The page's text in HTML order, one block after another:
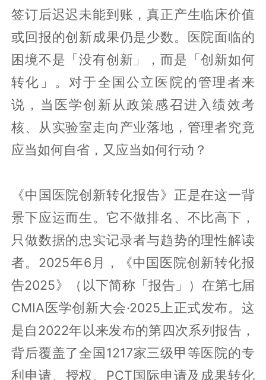
签订后迟迟未能到账，真正产生临床价值
或回报的创新成果仍是少数。医院面临的
困境不是「没有创新」，而是「创新如何
转化」。对于全国公立医院的管理者来
说，当医学创新从政策感召进入绩效考
核、从实验室走向产业落地，管理者究竟
应当如何自省，又应当如何行动？
《中国医院创新转化报告》正是在这一背
景下应运而生。它不做排名、不比高下，
只做数据的忠实记录者与趋势的理性解读
者。2025年6月，《中国医院创新转化报
告2025》（以下简称「报告」）在第七届
CMIA医学创新大会·2025上正式发布。这
是自2022年以来发布的第四次系列报告，
背后覆盖了全国1217家三级甲等医院的专
利申请、授权、PCT国际申请及成果转化